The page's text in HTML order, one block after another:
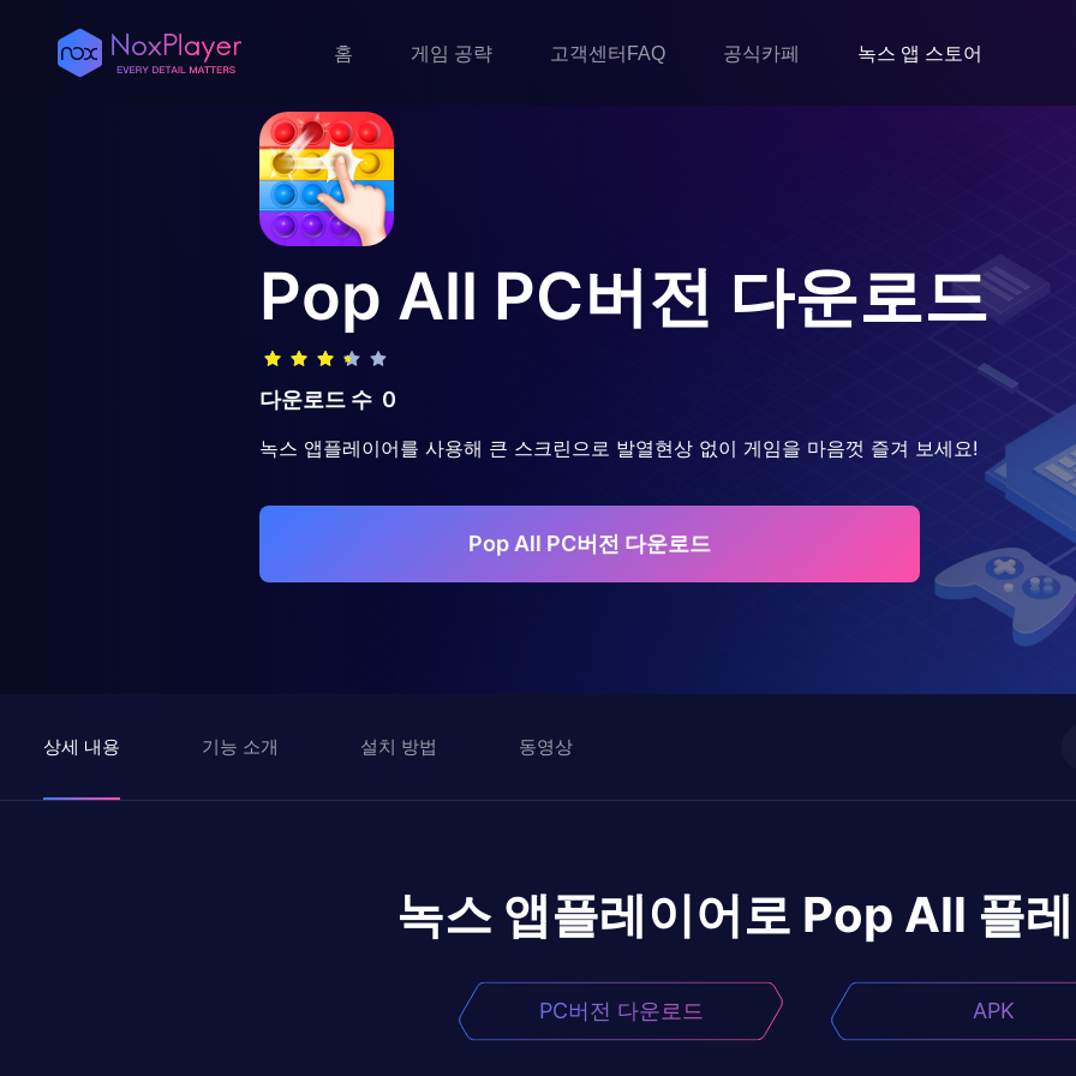
홈 게임 공략 고객센터FAQ 공식카페 녹스 앱 스토어
Pop All PC버전 다운로드
다운로드 수 0
녹스 앱플레이어를 사용해 큰 스크린으로 발열현상 없이 게임을 마음껏 즐겨 보세요!
Pop All PC버전 다운로드
상세 내용 기능 소개 설치 방법 동영상
녹스 앱플레이어로 Pop All 플
PC버전 다운로드 APK